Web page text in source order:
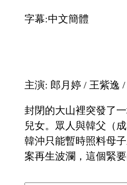
字幕:中文簡體
主演: 郎月婷 / 王紫逸
封閉的大山裡突發了
兒女。眾人與韓父（
韓沖只能暫時照料母
案再生波瀾，這個緊